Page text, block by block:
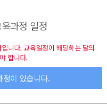
과정 일정
니다. 교육일정이 해당하는 달의
합니다.
정이 있습니다.